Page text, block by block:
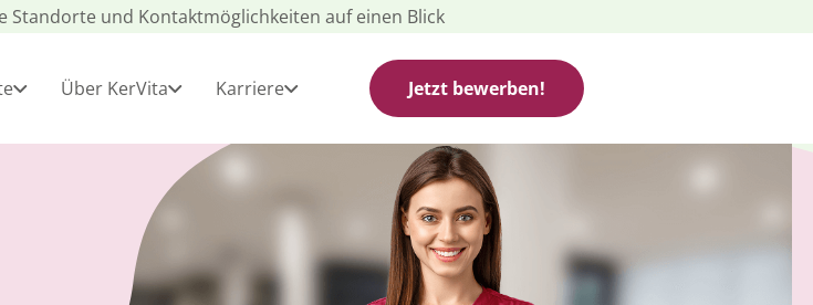
Standorte und Kontaktmöglichkeiten auf einen Blick
Über KerVita Karriere Jetzt bewerben!